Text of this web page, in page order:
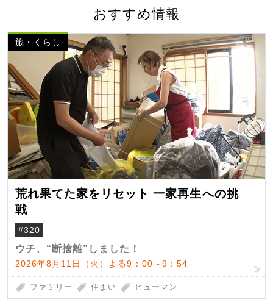
おすすめ情報
旅・くらし
荒れ果てた家をリセット 一家再生への挑
戦
#320
ウチ、“断捨離”しました！
2026年8月11日（火）よる9：00～9：54
ファミリー 住まい ヒューマン